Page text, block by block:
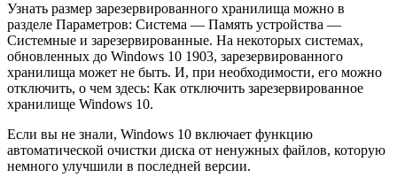
Узнать размер зарезервированного хранилища можно в
разделе Параметров: Система — Память устройства —
Системные и зарезервированные. На некоторых системах,
обновленных до Windows 10 1903, зарезервированного
хранилища может не быть. И, при необходимости, его можно
отключить, о чем здесь: Как отключить зарезервированное
хранилище Windows 10.
Если вы не знали, Windows 10 включает функцию
автоматической очистки диска от ненужных файлов, которую
немного улучшили в последней версии.